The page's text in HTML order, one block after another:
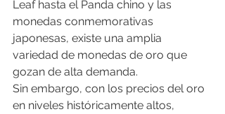
Leaf hasta el Panda chino y las
monedas conmemorativas
japonesas, existe una amplia
variedad de monedas de oro que
gozan de alta demanda.
Sin embargo, con los precios del oro
en niveles históricamente altos,